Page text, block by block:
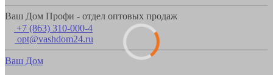
Ваш Дом Профи - отдел оптовых продаж
+7 (863) 310-000-4
opt@vashdom24.ru
Ваш Дом